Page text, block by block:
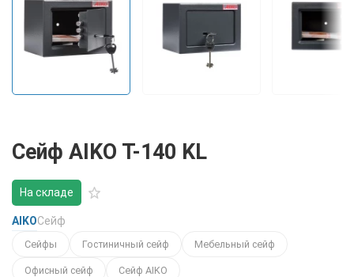
Сейф AIKO T-140 KL
На складе
AIKOСейф
Сейфы Гостиничный сейф Мебельный сейф
Офисный сейф Сейф AIKO